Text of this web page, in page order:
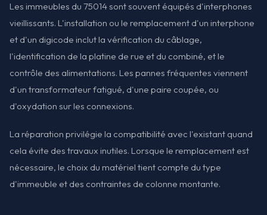
Les immeubles du 75014 sont souvent équipés d'interphones
vieillissants. L'installation ou le remplacement d'un interphone
et d'un digicode inclut la vérification du câblage,
l'identification de la platine de rue et du combiné, et le
contrôle des alimentations. Les pannes fréquentes viennent
d'un transformateur fatigué, d'une paire coupée, ou
d'oxydation sur les connexions.
La réparation privilégie la compatibilité avec l'existant quand
cela évite des travaux inutiles. Lorsque le remplacement est
nécessaire, le choix du matériel tient compte du type
d'immeuble et des contraintes de colonne montante.